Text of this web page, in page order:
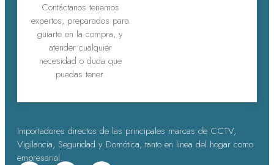
Contáctanos tenemos
expertos, preparados para
guiarte en la compra, y
atender cualquier
necesidad o duda que
puedas tener.
Importadores directos de las principales marcas de CCTV,
Vigilancia, Seguridad y Domótica, tanto en linea del hogar como
empresarial.